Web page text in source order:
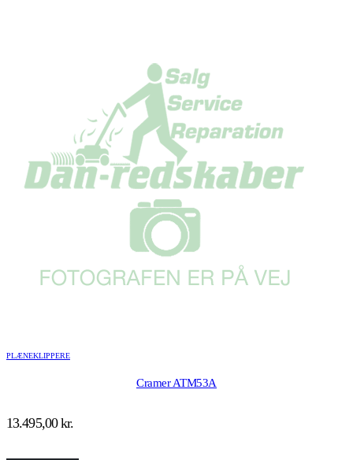
PLÆNEKLIPPERE
Cramer ATM53A
13.495,00kr.